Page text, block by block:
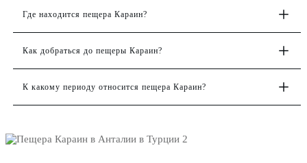
Где находится пещера Караин?
Как добраться до пещеры Караин?
К какому периоду относится пещера Караин?